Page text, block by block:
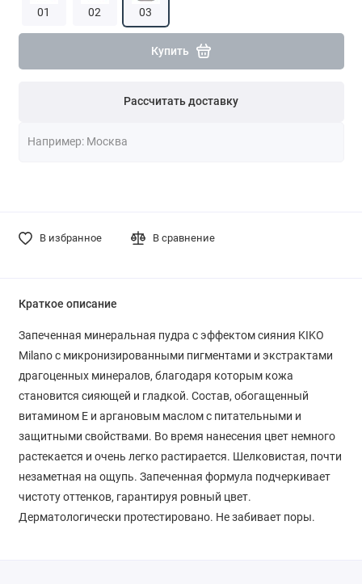
01 02 03
Купить
Рассчитать доставку
В избранное В сравнение
Краткое описание
Запеченная минеральная пудра с эффектом сияния KIKO
Milano с микронизированными пигментами и экстрактами
драгоценных минералов, благодаря которым кожа
становится сияющей и гладкой. Состав, обогащенный
витамином Е и аргановым маслом с питательными и
защитными свойствами. Во время нанесения цвет немного
растекается и очень легко растирается. Шелковистая, почти
незаметная на ощупь. Запеченная формула подчеркивает
чистоту оттенков, гарантируя ровный цвет.
Дерматологически протестировано. Не забивает поры.